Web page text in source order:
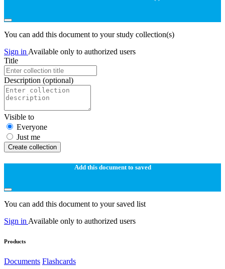
You can add this document to your study collection(s)
Sign in Available only to authorized users
Title
Description (optional)
Visible to
Everyone
Just me
Create collection
Add this document to saved
You can add this document to your saved list
Sign in Available only to authorized users
Products
Documents Flashcards